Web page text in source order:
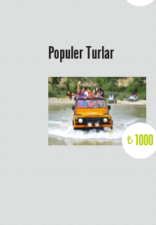
Populer Turlar
₺1000